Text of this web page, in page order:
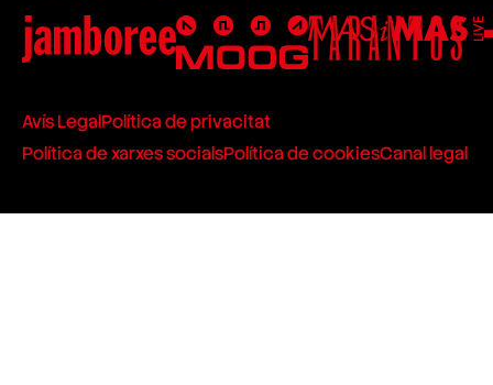
Avís LegalPolítica de privacitat
Política de xarxes socialsPolítica de cookiesCanal legal